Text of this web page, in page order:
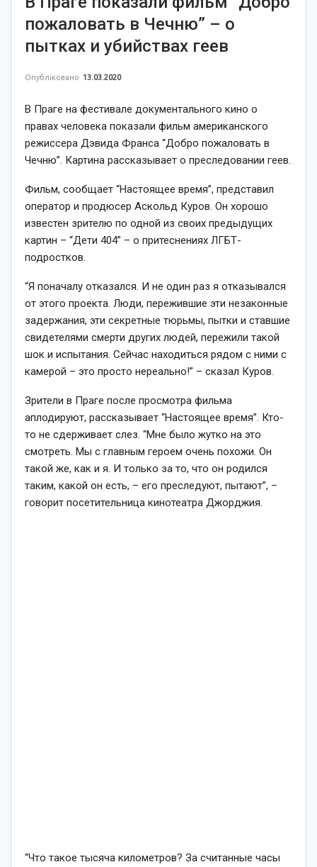
пожаловать в Чечню” – о
пытках и убийствах геев
Опубліковано 13.03.2020
В Праге на фестивале документального кино о
правах человека показали фильм американского
режиссера Дэвида Франса “Добро пожаловать в
Чечню”. Картина рассказывает о преследовании геев.
Фильм, сообщает “Настоящее время”, представил
оператор и продюсер Аскольд Куров. Он хорошо
известен зрителю по одной из своих предыдущих
картин – “Дети 404” – о притеснениях ЛГБТ-
подростков.
“Я поначалу отказался. И не один раз я отказывался
от этого проекта. Люди, пережившие эти незаконные
задержания, эти секретные тюрьмы, пытки и ставшие
свидетелями смерти других людей, пережили такой
шок и испытания. Сейчас находиться рядом с ними с
камерой – это просто нереально!” – сказал Куров.
Зрители в Праге после просмотра фильма
аплодируют, рассказывает “Настоящее время”. Кто-
то не сдерживает слез. “Мне было жутко на это
смотреть. Мы с главным героем очень похожи. Он
такой же, как и я. И только за то, что он родился
таким, какой он есть, – его преследуют, пытают”, –
говорит посетительница кинотеатра Джорджия.
“Что такое тысяча километров? За считанные часы